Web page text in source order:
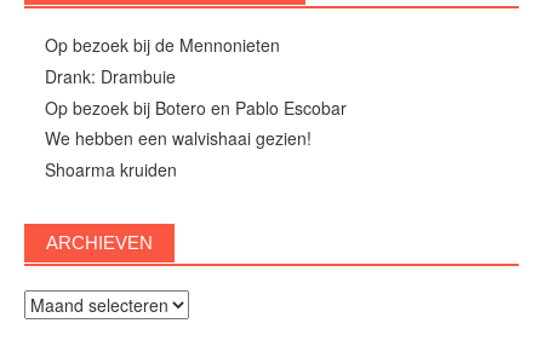
Op bezoek bij de Mennonieten
Drank: Drambuie
Op bezoek bij Botero en Pablo Escobar
We hebben een walvishaai gezien!
Shoarma kruiden
ARCHIEVEN
Archieven